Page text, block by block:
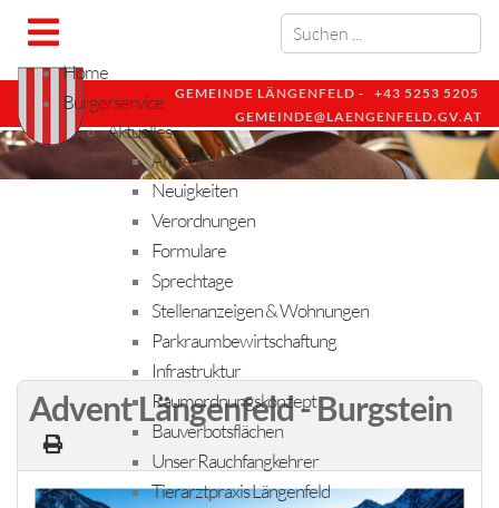
GEMEINDE LÄNGENFELD - +43 5253 5205
GEMEINDE@LAENGENFELD.GV.AT
Home
Bürgerservice
Aktuelles
Amtstafel
Neuigkeiten
Verordnungen
Formulare
Sprechtage
Stellenanzeigen & Wohnungen
Parkraumbewirtschaftung
Infrastruktur
Raumordnungskonzept
Bauverbotsflächen
Unser Rauchfangkehrer
Tierarztpraxis Längenfeld
Advent Längenfeld - Burgstein